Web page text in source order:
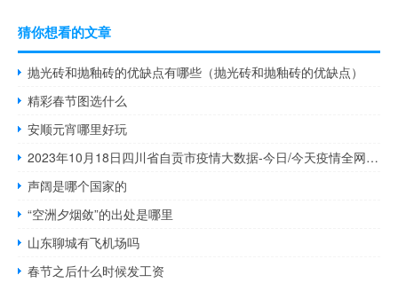
猜你想看的文章
抛光砖和抛釉砖的优缺点有哪些（抛光砖和抛釉砖的优缺点）
精彩春节图选什么
安顺元宵哪里好玩
2023年10月18日四川省自贡市疫情大数据-今日/今天疫情全网搜索最新实时消息动态情况通知播报
声阔是哪个国家的
“空洲夕烟敛”的出处是哪里
山东聊城有飞机场吗
春节之后什么时候发工资